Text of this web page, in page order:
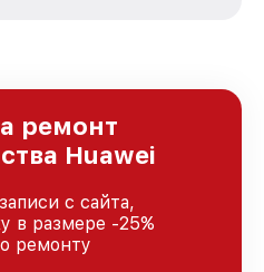
повышая уровень
наших клиентов.
ремонт
Huawei
с сайта,
в размере -25%
ремонту